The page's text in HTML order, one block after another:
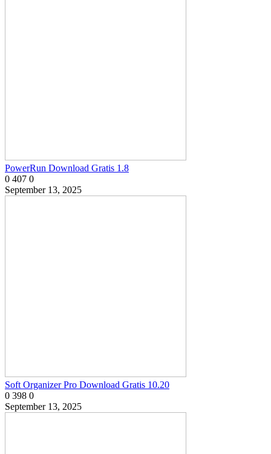
PowerRun Download Gratis 1.8
0 407 0
September 13, 2025
Soft Organizer Pro Download Gratis 10.20
0 398 0
September 13, 2025